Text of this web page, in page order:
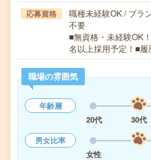
応募資格
職種未経験OK / ブラ
不要
■無資格・未経験OK
名以上採用予定！■
職場の雰囲気
年齢層
20代
30代
男女比率
女性